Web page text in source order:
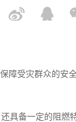
障受灾群众的安
具备一定的阻燃